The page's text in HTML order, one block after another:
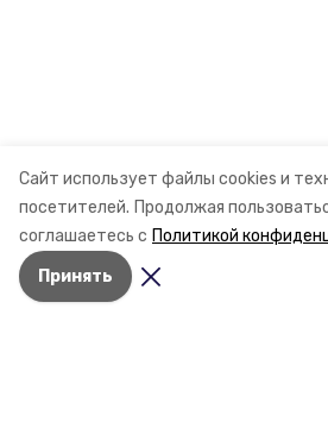
Сайт использует файлы cookies и
посетителей. Продолжая
соглашаетесь с Политикой
Принять